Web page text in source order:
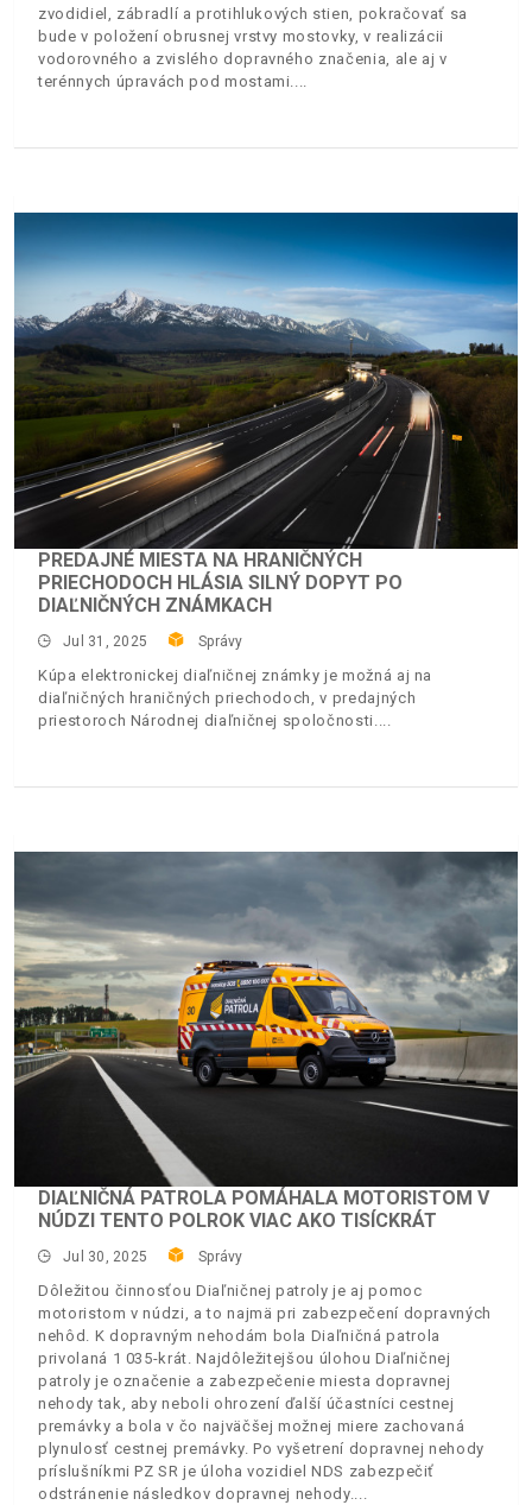
zvodidiel, zábradlí a protihlukových stien, pokračovať sa
bude v položení obrusnej vrstvy mostovky, v realizácii
vodorovného a zvislého dopravného značenia, ale aj v
terénnych úpravách pod mostami.
PREDAJNÉ MIESTA NA HRANIČNÝCH
PRIECHODOCH HLÁSIA SILNÝ DOPYT PO
DIAĽNIČNÝCH ZNÁMKACH
Jul 31, 2025 Správy
Kúpa elektronickej diaľničnej známky je možná aj na
diaľničných hraničných priechodoch, v predajných
priestoroch Národnej diaľničnej spoločnosti.
DIAĽNIČNÁ PATROLA POMÁHALA MOTORISTOM V
NÚDZI TENTO POLROK VIAC AKO TISÍCKRÁT
Jul 30, 2025 Správy
Dôležitou činnosťou Diaľničnej patroly je aj pomoc
motoristom v núdzi, a to najmä pri zabezpečení dopravných
nehôd. K dopravným nehodám bola Diaľničná patrola
privolaná 1 035-krát. Najdôležitejšou úlohou Diaľničnej
patroly je označenie a zabezpečenie miesta dopravnej
nehody tak, aby neboli ohrození ďalší účastníci cestnej
premávky a bola v čo najväčšej možnej miere zachovaná
plynulosť cestnej premávky. Po vyšetrení dopravnej nehody
príslušníkmi PZ SR je úloha vozidiel NDS zabezpečiť
odstránenie následkov dopravnej nehody.